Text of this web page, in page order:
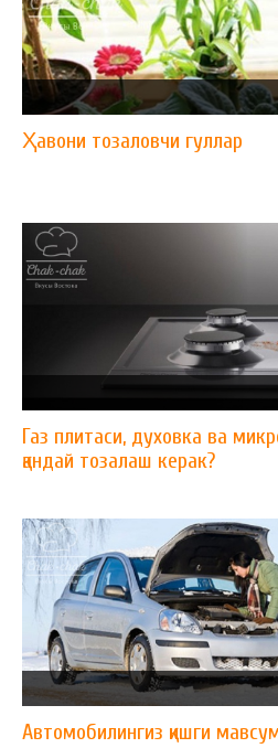
Ҳавони тозаловчи гуллар
Газ плитаси, духовка ва
қандай тозалаш керак?
Автомобилингиз қишги